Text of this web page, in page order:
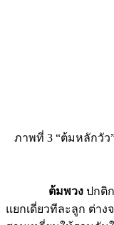
ภาพที่ 3 “ต้มหลักวัว
ต้มพวง ปกติ
แยกเดี่ยวทีละลูก ต่า